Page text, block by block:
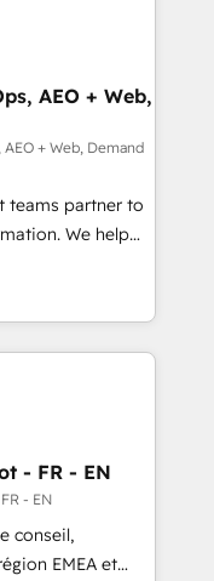
入実績 ✓
Globalia’s
Media. -
custom agents
AEO + Web,
+ Web, Demand
teams partner to
We help
HubSpot’s
expert-led
built apps,
with inbound,
UX, messaging,
🤖AI
- FR - EN
- EN
conseil,
EMEA et